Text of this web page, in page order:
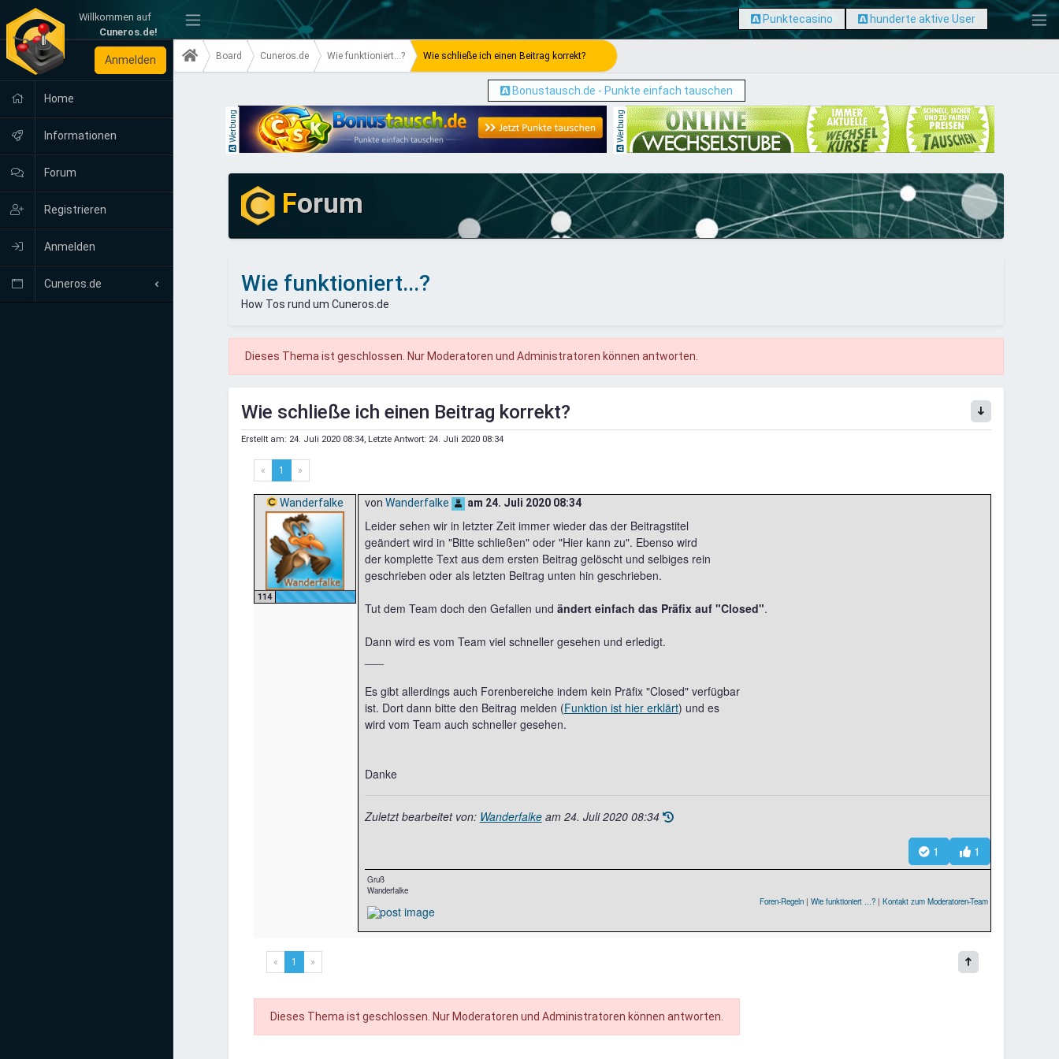
Willkommen auf
Cuneros.de!
- Punktecasino hunderte aktive User
Anmelden
Home
Informationen
Forum
Registrieren
Anmelden
Cuneros.de
Board Cuneros.de Wie funktioniert...? Wie schließe ich einen Beitrag korrekt?
Bonustausch.de - Punkte einfach tauschen
Werbung Werbung
Forum
Wie funktioniert...?
How Tos rund um Cuneros.de
Dieses Thema ist geschlossen. Nur Moderatoren und Administratoren können antworten.
Wie schließe ich einen Beitrag korrekt?
Erstellt am: 24. Juli 2020 08:34, Letzte Antwort: 24. Juli 2020 08:34
« 1 »
Wanderfalke
114
von Wanderfalke am 24. Juli 2020 08:34
Leider sehen wir in letzter Zeit immer wieder das der Beitragstitel
geändert wird in "Bitte schließen" oder "Hier kann zu". Ebenso wird
der komplette Text aus dem ersten Beitrag gelöscht und selbiges rein
geschrieben oder als letzten Beitrag unten hin geschrieben.
Tut dem Team doch den Gefallen und ändert einfach das Präfix auf "Closed".
Dann wird es vom Team viel schneller gesehen und erledigt.
Es gibt allerdings auch Forenbereiche indem kein Präfix "Closed" verfügbar
ist. Dort dann bitte den Beitrag melden (Funktion ist hier erklärt) und es
wird vom Team auch schneller gesehen.
Danke
Zuletzt bearbeitet von: Wanderfalkeam 24. Juli 2020 08:34
1 1
Gruß
Wanderfalke
Foren-Regeln |Wie funktioniert ...? |Kontakt zum Moderatoren-Team
« 1 »
Dieses Thema ist geschlossen. Nur Moderatoren und Administratoren können antworten.